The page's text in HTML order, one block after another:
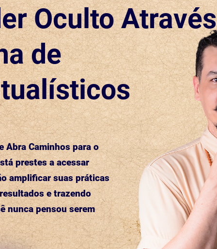
OcultoAtravés
​de
Abra Caminhos para o
prestes a acessar
amplificar suas práticas
e trazendo
nunca pensou serem